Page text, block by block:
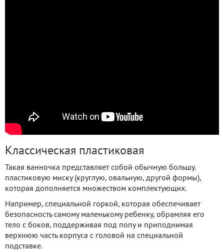
Классическая пластиковая
Такая ванночка представляет собой обычную большу.
пластиковую миску (круглую, овальную, другой формы),
которая дополняется множеством комплектующих.
Например, специальной горкой, которая обеспечивает
безопасность самому маленькому ребенку, обрамляя его
тело с боков, поддерживая под попу и приподнимая
верхнюю часть корпуса с головой на специальной
подставке.